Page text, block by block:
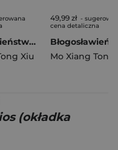
Błogosławieństwo Niebios (okładka twarda)
Xiu
49,99 zł -
cena detaliczna
Mo Xiang Tong
(okładka